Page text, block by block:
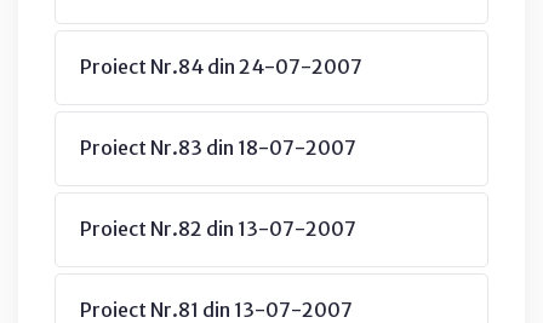
Proiect Nr.84 din 24-07-2007
Proiect Nr.83 din 18-07-2007
Proiect Nr.82 din 13-07-2007
Proiect Nr.81 din 13-07-2007